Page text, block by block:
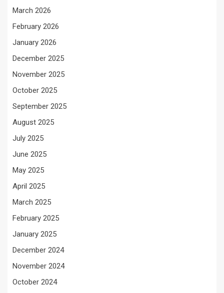
March 2026
February 2026
January 2026
December 2025
November 2025
October 2025
September 2025
August 2025
July 2025
June 2025
May 2025
April 2025
March 2025
February 2025
January 2025
December 2024
November 2024
October 2024